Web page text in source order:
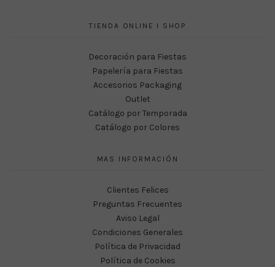
TIENDA ONLINE I SHOP
Decoración para Fiestas
Papelería para Fiestas
Accesorios Packaging
Outlet
Catálogo por Temporada
Catálogo por Colores
MAS INFORMACIÓN
Clientes Felices
Preguntas Frecuentes
Aviso Legal
Condiciones Generales
Política de Privacidad
Política de Cookies